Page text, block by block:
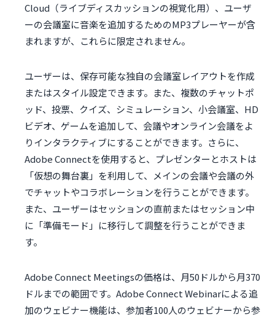
Cloud（ライブディスカッションの視覚化用）、ユーザ
ーの会議室に音楽を追加するためのMP3プレーヤーが含
まれますが、これらに限定されません。
ユーザーは、保存可能な独自の会議室レイアウトを作成
またはスタイル設定できます。また、複数のチャットポ
ッド、投票、クイズ、シミュレーション、小会議室、HD
ビデオ、ゲームを追加して、会議やオンライン会議をよ
りインタラクティブにすることができます。さらに、
Adobe Connectを使用すると、プレゼンターとホストは
「仮想の舞台裏」を利用して、メインの会議や会議の外
でチャットやコラボレーションを行うことができます。
また、ユーザーはセッションの直前またはセッション中
に「準備モード」に移行して調整を行うことができま
す。
Adobe Connect Meetingsの価格は、月50ドルから月370
ドルまでの範囲です。Adobe Connect Webinarによる追
加のウェビナー機能は、参加者100人のウェビナーから参